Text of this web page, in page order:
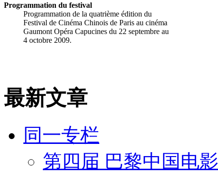
Programmation du festival
Programmation de la quatrième édition du
Festival de Cinéma Chinois de Paris au cinéma
Gaumont Opéra Capucines du 22 septembre au
4 octobre 2009.
最新文章
同一专栏
第四届 巴黎中国电